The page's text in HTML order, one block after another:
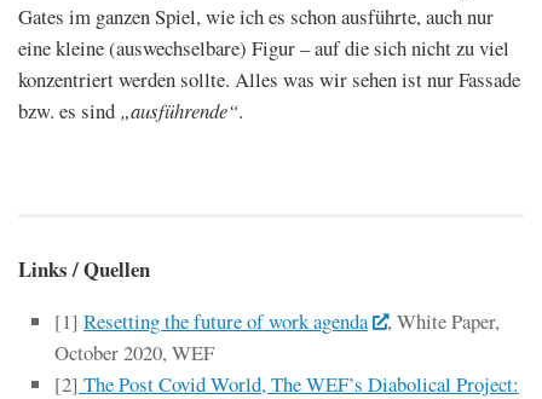
Gates im ganzen Spiel, wie ich es schon ausführte, auch nur
eine kleine (auswechselbare) Figur – auf die sich nicht zu viel
konzentriert werden sollte. Alles was wir sehen ist nur Fassade
bzw. es sind „ausführende“.
Links / Quellen
[1] Resetting the future of work agenda
, White Paper,
October 2020, WEF
[2] The Post Covid World, The WEF’s Diabolical Project: